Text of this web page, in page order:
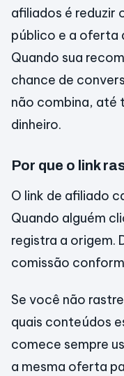
afiliados é reduzir
público e a oferta
Quando sua
chance de
não combina, até
dinheiro.
Por que o link
O link de afiliado
Quando alguém
registra a origem.
comissão
Se você não
quais conteúdos
comece sempre
a mesma oferta